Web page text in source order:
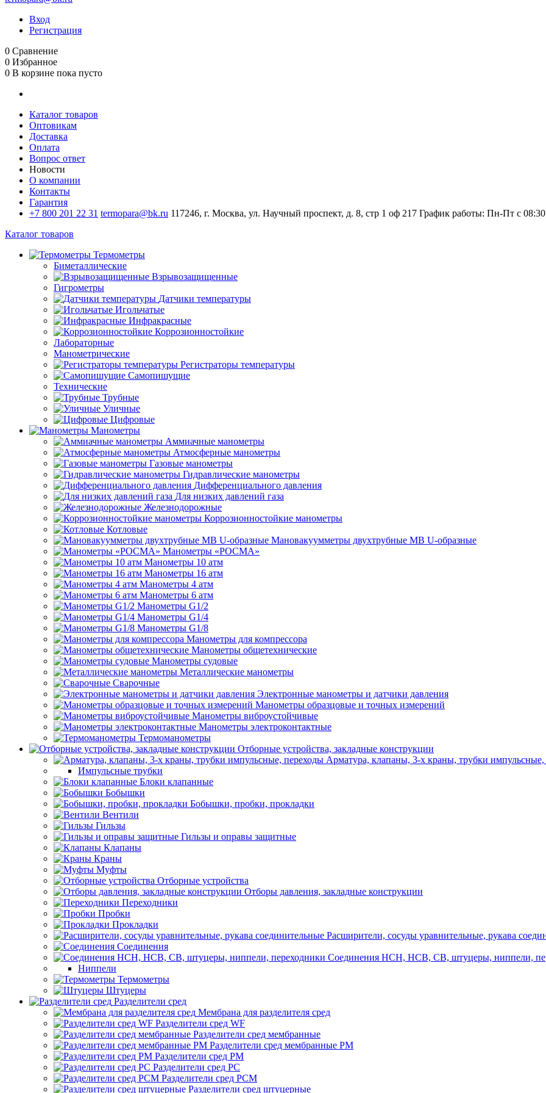
Вход
Регистрация
0 Сравнение
0 Избранное
0 В корзине пока пусто
Каталог товаров
Оптовикам
Доставка
Оплата
Вопрос ответ
Новости
О компании
Контакты
Гарантия
+7 800 201 22 31 termopara@bk.ru 117246, г. Москва, ул. Научный проспект, д. 8, стр 1 оф 217 График работы: Пн‑Пт с
Каталог товаров
Термометры
Биметаллические
Взрывозащищенные
Гигрометры
Датчики температуры
Игольчатые
Инфракрасные
Коррозионностойкие
Лабораторные
Манометрические
Регистраторы температуры
Самопишущие
Технические
Трубные
Уличные
Цифровые
Манометры
Аммиачные манометры
Атмосферные манометры
Газовые манометры
Гидравлические манометры
Дифференциального давления
Для низких давлений газа
Железнодорожные
Коррозионностойкие манометры
Котловые
Мановакуумметры двухтрубные МВ U-образные
Манометры «РОСМА»
Манометры 10 атм
Манометры 16 атм
Манометры 4 атм
Манометры 6 атм
Манометры G1/2
Манометры G1/4
Манометры G1/8
Манометры для компрессора
Манометры общетехнические
Манометры судовые
Металлические манометры
Сварочные
Электронные манометры и датчики давления
Манометры образцовые и точных измерений
Манометры виброустойчивые
Манометры электроконтактные
Термоманометры
Отборные устройства, закладные конструкции
Арматура, клапаны, 3-х краны, трубки импульсные,
Импульсные трубки
Блоки клапанные
Бобышки
Бобышки, пробки, прокладки
Вентили
Гильзы
Гильзы и оправы защитные
Клапаны
Краны
Муфты
Отборные устройства
Отборы давления, закладные конструкции
Переходники
Пробки
Прокладки
Расширители, сосуды уравнительные, рукава
Соединения
Соединения НСН, НСВ, СВ, штуцеры, ниппели,
Ниппели
Термометры
Штуцеры
Разделители сред
Мембрана для разделителя сред
Разделители сред WF
Разделители сред мембранные
Разделители сред мембранные РМ
Разделители сред РМ
Разделители сред РС
Разделители сред РСМ
Разделители сред штуцерные